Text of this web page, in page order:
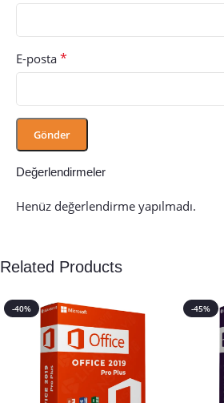
Değerlendirmeler
Henüz değerlendirme yapılmadı.
E-posta *
Related Products
-40% -45%